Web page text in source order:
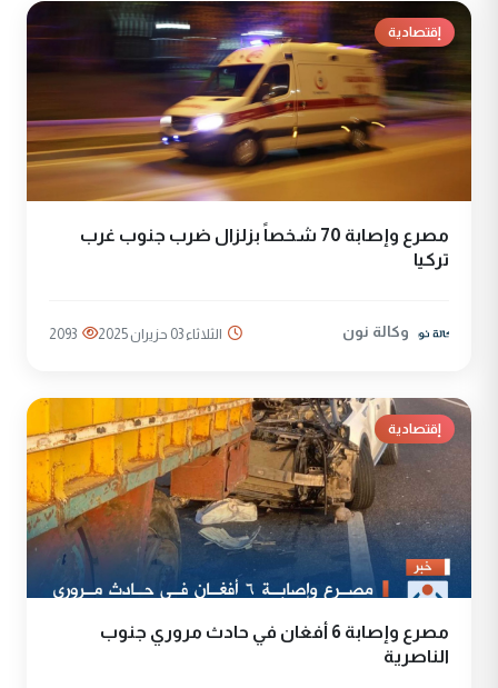
إقتصادية
مصرع وإصابة 70 شخصاً بزلزال ضرب جنوب غرب
تركيا
وكالة نون الثلاثاء 03 حزيران 2025 2093
إقتصادية
مصرع وإصابة 6 أفغان في حادث مروري جنوب
الناصرية